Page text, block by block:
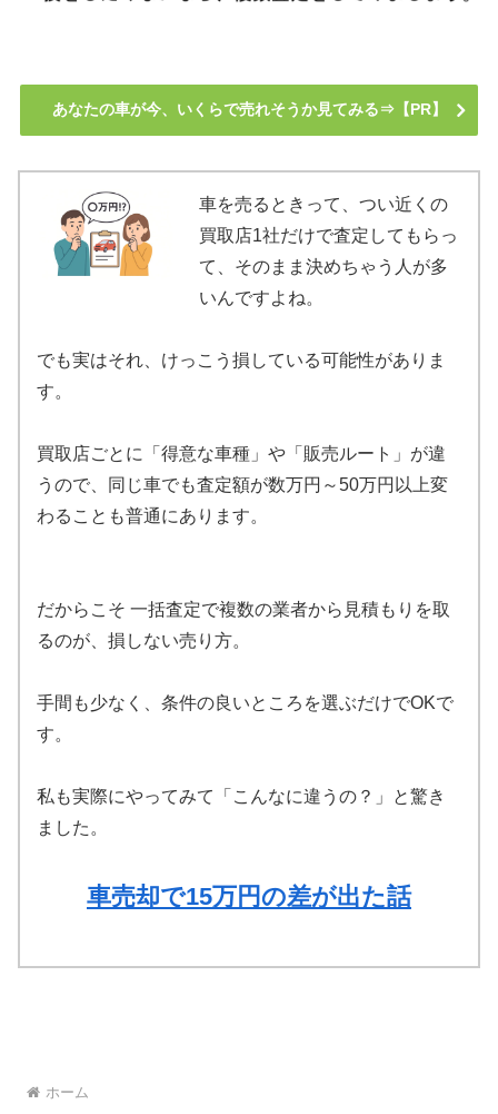
あなたの車が今、いくらで売れそうか見てみる⇒【PR】
車を売るときって、つい近くの
買取店1社だけで査定してもらっ
て、そのまま決めちゃう人が多
いんですよね。
でも実はそれ、けっこう損している可能性がありま
す。
買取店ごとに「得意な車種」や「販売ルート」が違
うので、同じ車でも査定額が数万円～50万円以上変
わることも普通にあります。
だからこそ 一括査定で複数の業者から見積もりを取
るのが、損しない売り方。
手間も少なく、条件の良いところを選ぶだけでOKで
す。
私も実際にやってみて「こんなに違うの？」と驚き
ました。
車売却で15万円の差が出た話
ホーム